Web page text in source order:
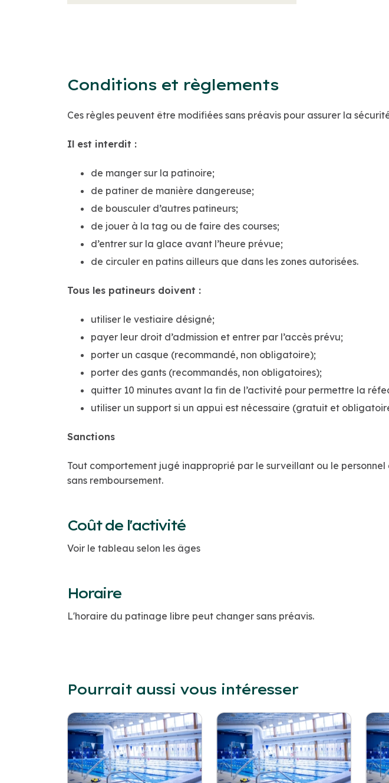
Conditions et règlements
Ces règles peuvent être modifiées sans préavis pour assurer la
Il est interdit :
de manger sur la patinoire;
de patiner de manière dangereuse;
de bousculer d’autres patineurs;
de jouer à la tag ou de faire des courses;
d’entrer sur la glace avant l’heure prévue;
de circuler en patins ailleurs que dans les zones autorisées.
Tous les patineurs doivent :
utiliser le vestiaire désigné;
payer leur droit d’admission et entrer par l’accès prévu;
porter un casque (recommandé, non obligatoire);
porter des gants (recommandés, non obligatoires);
quitter 10 minutes avant la fin de l’activité pour permettre la
utiliser un support si un appui est nécessaire (gratuit et
Sanctions
Tout comportement jugé inapproprié par le surveillant ou le personnel
sans remboursement.
Coût de l'activité
Voir le tableau selon les âges
Horaire
L'horaire du patinage libre peut changer sans préavis.
Pourrait aussi vous intéresser